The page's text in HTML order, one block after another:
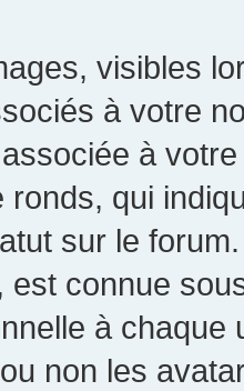
visibles
à votre
à
ronds, qui
sur le
est connue
à chaque
non les